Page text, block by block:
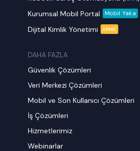
Kurumsal Mobil Portal
Mobil Yaka
Dijital Kimlik Yönetimi ideal
DAHA FAZLA
Güvenlik Çözümleri
Veri Merkezi Çözümleri
Mobil ve Son Kullanıcı Çözümleri
İş Çözümleri
Hizmetlerimiz
Webinarlar